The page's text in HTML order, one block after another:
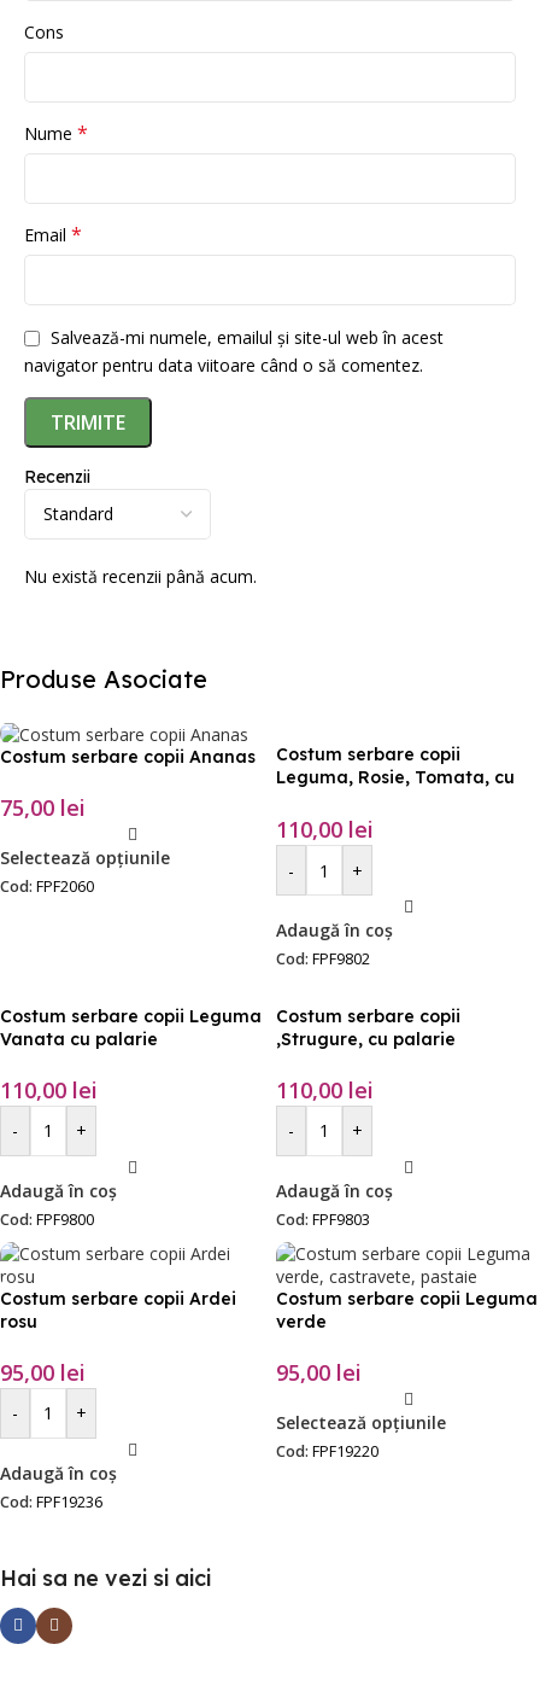
Recenzii
Nu există recenzii până acum.
Cons
Nume *
Email *
Salvează-mi numele, emailul și site-ul web în acest
navigator pentru data viitoare când o să comentez.
Produse Asociate
Costum serbare copii Ananas
75,00 lei
Selectează opțiunile
Cod: FPF2060
Costum serbare copii
Leguma, Rosie, Tomata, cu
110,00 lei
- +
Adaugă în coș
Cod: FPF9802
Costum serbare copii Leguma
Vanata cu palarie
110,00 lei
- +
Adaugă în coș
Cod: FPF9800
Costum serbare copii
,Strugure, cu palarie
110,00 lei
- +
Adaugă în coș
Cod: FPF9803
Costum serbare copii Ardei
rosu
95,00 lei
- +
Adaugă în coș
Cod: FPF19236
Costum serbare copii Leguma
verde
95,00 lei
Selectează opțiunile
Cod: FPF19220
Hai sa ne vezi si aici